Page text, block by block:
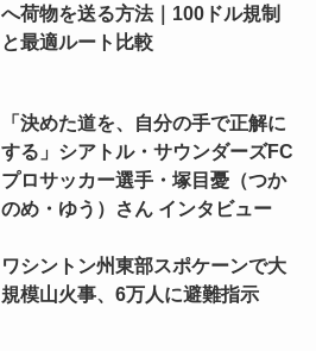
へ荷物を送る方法｜100ドル規制
と最適ルート比較
「決めた道を、自分の手で正解に
する」シアトル・サウンダーズFC
プロサッカー選手・塚目憂（つか
のめ・ゆう）さん インタビュー
ワシントン州東部スポケーンで大
規模山火事、6万人に避難指示